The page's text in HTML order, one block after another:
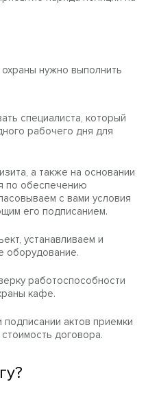
нужно выполнить
специалиста, который
рабочего дня для
а также на основании
по обеспечению
с вами условия
его подписанием.
устанавливаем и
оборудование.
работоспособности
кафе.
актов приемки
договора.